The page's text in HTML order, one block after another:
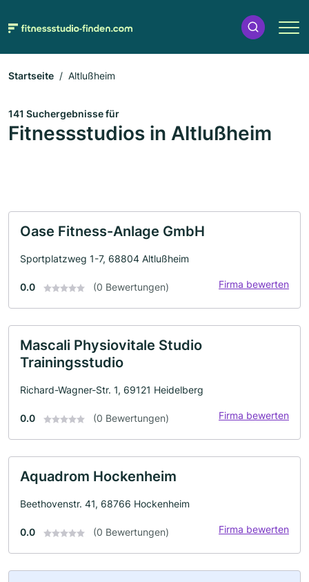
Startseite Altlußheim
141 Suchergebnisse für
Fitnessstudios in Altlußheim
Oase Fitness-Anlage GmbH
Sportplatzweg 1-7, 68804 Altlußheim
0.0 (0 Bewertungen) Firma bewerten
Mascali Physiovitale Studio
Trainingsstudio
Richard-Wagner-Str. 1, 69121 Heidelberg
0.0 (0 Bewertungen) Firma bewerten
Aquadrom Hockenheim
Beethovenstr. 41, 68766 Hockenheim
0.0 (0 Bewertungen) Firma bewerten